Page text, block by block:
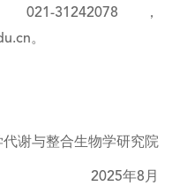
31242078，
。
合生物学研究院
年8月